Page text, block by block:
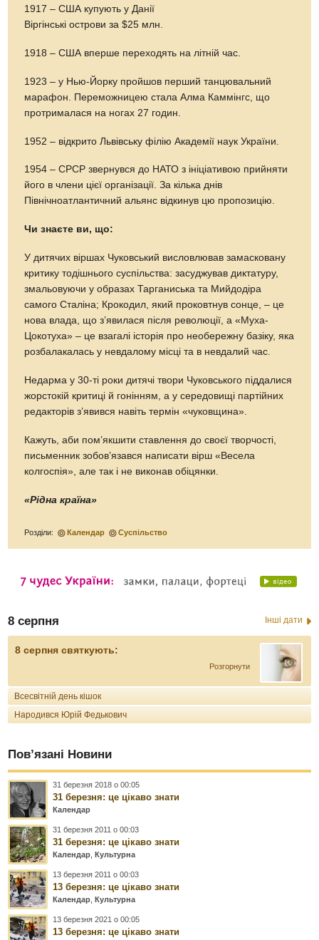
1917 – США купують у Данії
Віргінські острови за $25 млн.
1918 – США вперше переходять на літній час.
1923 – у Нью-Йорку пройшов перший танцювальний
марафон. Переможницею стала Алма Каммінгс, що
протрималася на ногах 27 годин.
1952 – відкрито Львівську філію Академії наук України.
1954 – СРСР звернувся до НАТО з ініціативою прийняти
його в члени цієї організації. За кілька днів
Північноатлантичний альянс відкинув цю пропозицію.
Чи знаєте ви, що:
У дитячих віршах Чуковський висловлював замасковану
критику тодішнього суспільства: засуджував диктатуру,
змальовуючи у образах Тарганиська та Мийдодіра
самого Сталіна; Крокодил, який проковтнув сонце, – це
нова влада, що з’явилася після революції, а «Муха-
Цокотуха» – це взагалі історія про необережну базіку, яка
розбалакалась у невдалому місці та в невдалий час.
Недарма у 30-ті роки дитячі твори Чуковського піддалися
жорстокій критиці й гонінням, а у середовищі партійних
редакторів з’явився навіть термін «чуковщина».
Кажуть, аби пом’якшити ставлення до своєї творчості,
письменник зобов’язався написати вірш «Весела
колгоспія», але так і не виконав обіцянки.
«Рідна країна»
Розділи: Календар Суспільство
8 серпня Інші дати
8 серпня святкують:
Розгорнути
Всесвітній день кішок
Народився Юрій Федькович
Пов’язані Новини
31 березня 2018 о 00:05
31 березня: це цікаво знати
Календар
31 березня 2011 о 00:03
31 березня: це цікаво знати
Календар Культурна
13 березня 2011 о 00:03
13 березня: це цікаво знати
Календар Культурна
13 березня 2021 о 00:05
13 березня: це цікаво знати